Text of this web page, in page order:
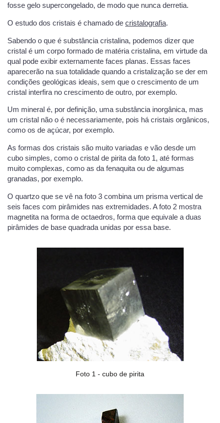
fosse gelo supercongelado, de modo que nunca derretia.
O estudo dos cristais é chamado de cristalografia.
Sabendo o que é substância cristalina, podemos dizer que
cristal é um corpo formado de matéria cristalina, em virtude da
qual pode exibir externamente faces planas. Essas faces
aparecerão na sua totalidade quando a cristalização se der em
condições geológicas ideais, sem que o crescimento de um
cristal interfira no crescimento de outro, por exemplo.
Um mineral é, por definição, uma substância inorgânica, mas
um cristal não o é necessariamente, pois há cristais orgânicos,
como os de açúcar, por exemplo.
As formas dos cristais são muito variadas e vão desde um
cubo simples, como o cristal de pirita da foto 1, até formas
muito complexas, como as da fenaquita ou de algumas
granadas, por exemplo.
O quartzo que se vê na foto 3 combina um prisma vertical de
seis faces com pirâmides nas extremidades. A foto 2 mostra
magnetita na forma de octaedros, forma que equivale a duas
pirâmides de base quadrada unidas por essa base.
Foto 1 - cubo de pirita